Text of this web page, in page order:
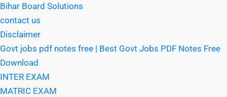
Bihar Board Solutions
contact us
Disclaimer
Govt jobs pdf notes free | Best Govt Jobs PDF Notes Free
Download
INTER EXAM
MATRIC EXAM